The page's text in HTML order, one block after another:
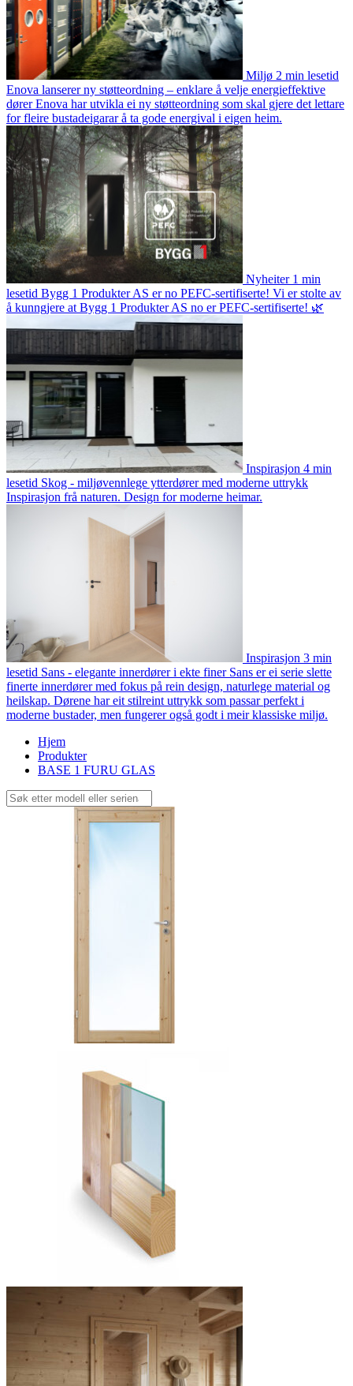
Miljø 2 min lesetid
Enova lanserer ny støtteordning – enklare å velje energieffektive
dørerEnova har utvikla ei ny støtteordning som skal gjere det lettare
for fleire bustadeigarar å ta gode energival i eigen heim.
Nyheiter 1 min
lesetid Bygg 1 Produkter AS er no PEFC-sertifiserte! Vi er stolte av
å kunngjere at Bygg 1 Produkter AS no er PEFC-sertifiserte! 🌿
Inspirasjon 4 min
lesetid Skog - miljøvennlege ytterdører med moderne uttrykk
Inspirasjon frå naturen. Design for moderne heimar.
Inspirasjon 3 min
lesetid Sans - elegante innerdører i ekte finer Sans er ei serie slette
finerte innerdører med fokus på rein design, naturlege material og
heilskap. Dørene har eit stilreint uttrykk som passar perfekt i
moderne bustader, men fungerer også godt i meir klassiske miljø.
Hjem
Produkter
BASE 1 FURU GLAS